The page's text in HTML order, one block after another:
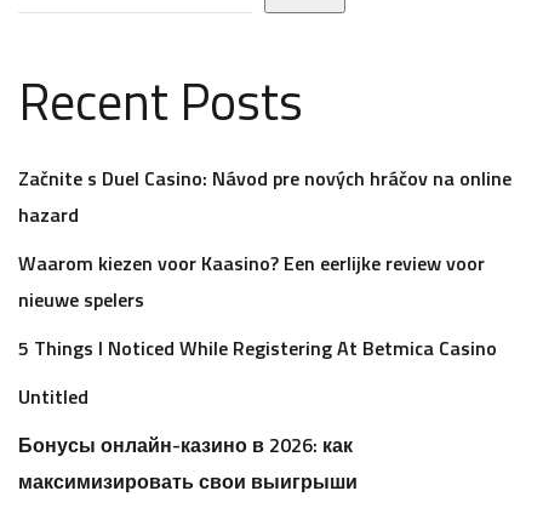
Recent Posts
Začnite s Duel Casino: Návod pre nových hráčov na online
hazard
Waarom kiezen voor Kaasino? Een eerlijke review voor
nieuwe spelers
5 Things I Noticed While Registering At Betmica Casino
Untitled
Бонусы онлайн-казино в 2026: как
максимизировать свои выигрыши